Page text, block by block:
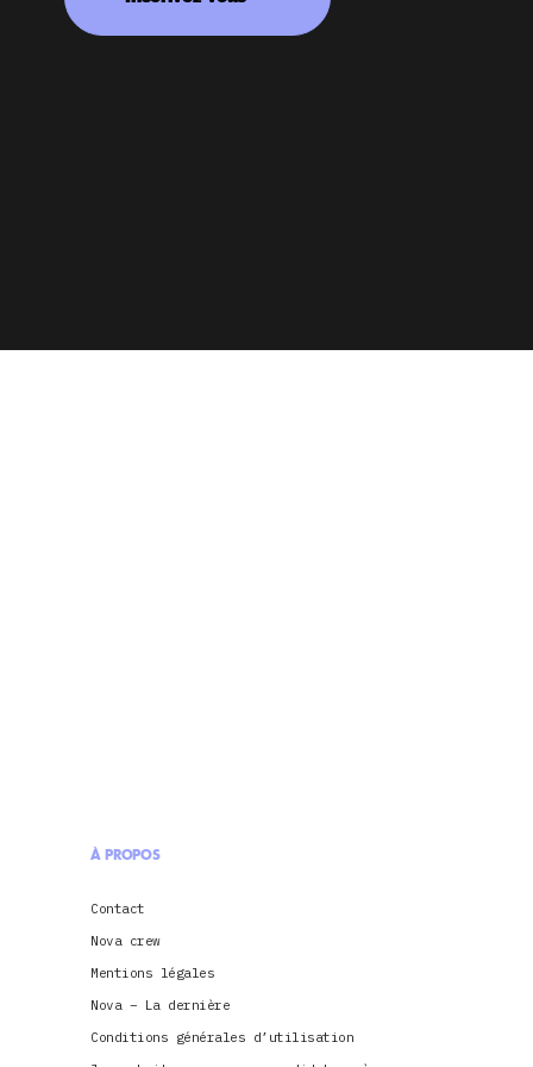
À PROPOS
Contact
Nova crew
Mentions légales
Nova – La dernière
Conditions générales d’utilisation